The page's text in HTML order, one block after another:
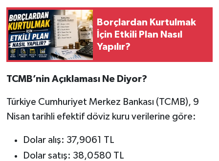
Borçlardan Kurtulmak
İçin Etkili Plan Nasıl
Yapılır?
TCMB’nin Açıklaması Ne Diyor?
Türkiye Cumhuriyet Merkez Bankası (TCMB), 9
Nisan tarihli efektif döviz kuru verilerine göre:
Dolar alış: 37,9061 TL
Dolar satış: 38,0580 TL